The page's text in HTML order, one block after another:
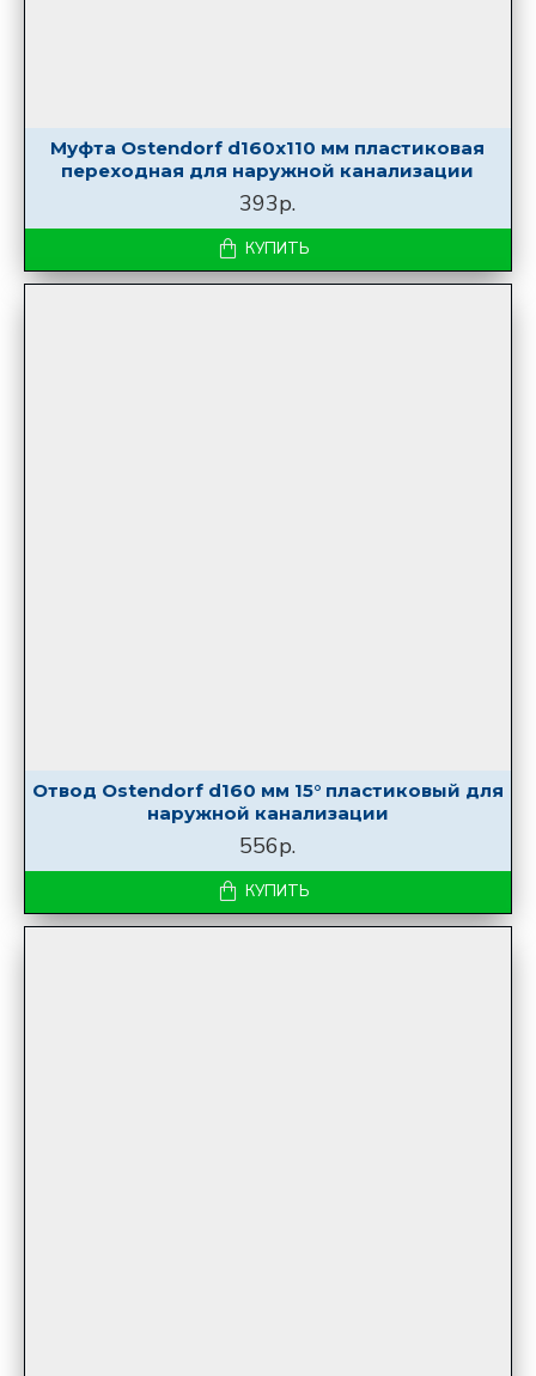
Муфта Ostendorf d160х110 мм пластиковая
переходная для наружной канализации
393р.
КУПИТЬ
Отвод Ostendorf d160 мм 15° пластиковый для
наружной канализации
556р.
КУПИТЬ